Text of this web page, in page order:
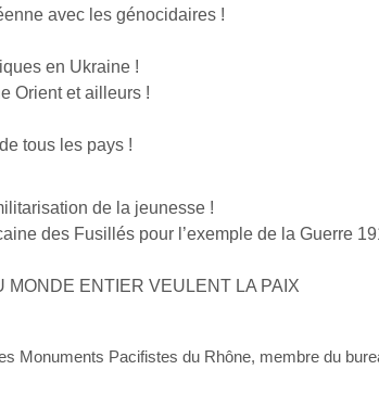
avec les génocidaires !
en Ukraine !
Orient et ailleurs !
tous les pays !
de la jeunesse !
des Fusillés pour l’exemple de la Guerre
MONDE ENTIER VEULENT LA PAIX
Monuments Pacifistes du Rhône, membre du